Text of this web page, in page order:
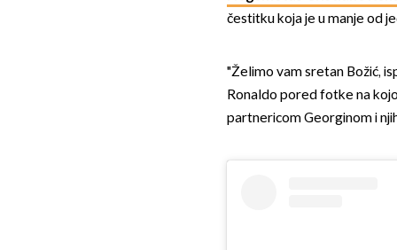
čestitku koja je u manje od
"Želimo vam sretan Božić,
Ronaldo pored fotke na
partnericom Georginom i